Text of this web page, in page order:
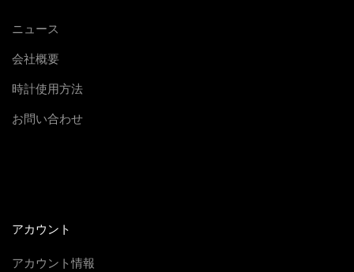
ニュース
会社概要
時計使用方法
お問い合わせ
アカウント
アカウント情報